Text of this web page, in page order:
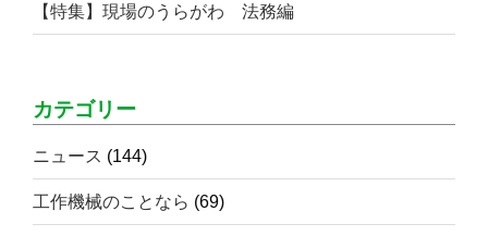
【特集】現場のうらがわ 法務編
カテゴリー
ニュース (144)
工作機械のことなら (69)